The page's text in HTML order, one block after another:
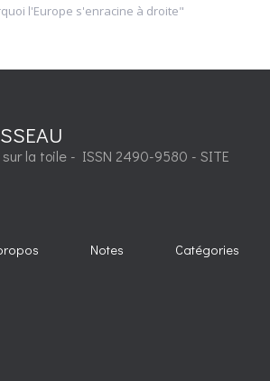
l'Europe s'enracine à droite"
la toile - ISSN 2490-9580 - SITE
Notes Catégories